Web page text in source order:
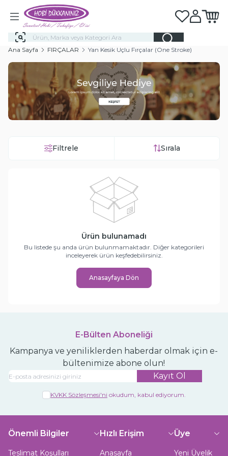
Favorilerim
Hesabım
Ana Sayfa FIRÇALAR Yan Kesik Uçlu Fırçalar (One Stroke)
Filtrele Sırala
Ürün bulunamadı
Bu listede şu anda ürün bulunmamaktadır. Diğer kategorileri
inceleyerek ürün keşfedebilirsiniz.
Anasayfaya Dön
E-Bülten Aboneliği
Kampanya ve yeniliklerden haberdar olmak için e-
bültenimize abone olun!
Kayıt Ol
KVKK Sözleşmesi'ni okudum, kabul ediyorum.
Önemli Bilgiler
Teslimat Koşulları
Hızlı Erişim
Anasayfa
Üye
Yeni Üyelik